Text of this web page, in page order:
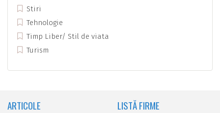
Stiri
Tehnologie
Timp Liber/ Stil de viata
Turism
ARTICOLE LISTĂ FIRME